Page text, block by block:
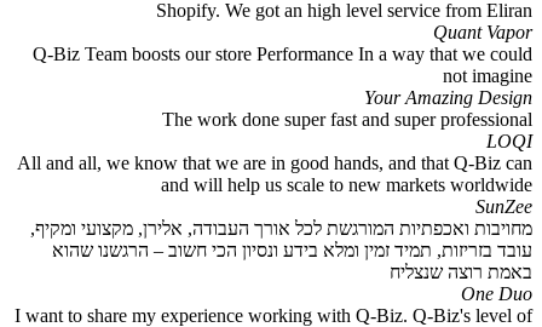
Shopify. We got an high level service from Eliran
Quant Vapor
Q-Biz Team boosts our store Performance In a way that we could
not imagine
Your Amazing Design
The work done super fast and super professional
LOQI
All and all, we know that we are in good hands, and that Q-Biz can
and will help us scale to new markets worldwide
SunZee
מחויבות ואכפתיות המורגשת לכל אורך העבודה, אלירן, מקצועי ומקיף,
עובד בזריזות, תמיד זמין ומלא בידע ונסיון הכי חשוב – הרגשנו שהוא
באמת רוצה שנצליח
One Duo
I want to share my experience working with Q-Biz. Q-Biz's level of